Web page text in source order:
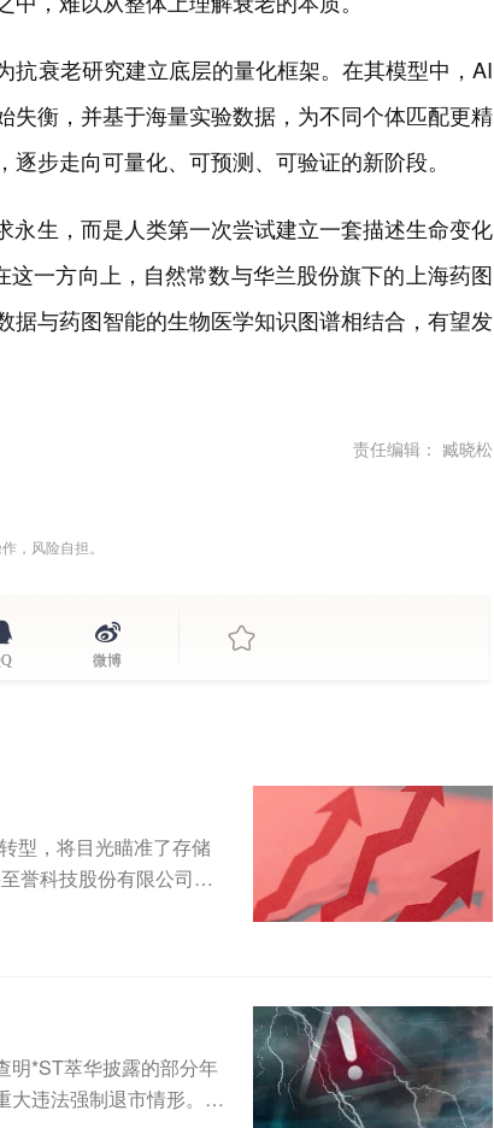
抗衰老研究建立底层的量化框架。在其模型中，AI
衡，并基于海量实验数据，为不同个体匹配更精
步走向可量化、可预测、可验证的新阶段。
生，而是人类第一次尝试建立一套描述生命变化
一方向上，自然常数与华兰股份旗下的上海药图
与药图智能的生物医学知识图谱相结合，有望发
责任编辑： 臧晓松
，风险自担。
微博
型，将目光瞄准了存储
誉科技股份有限公司
明*ST萃华披露的部分年
大违法强制退市情形。此